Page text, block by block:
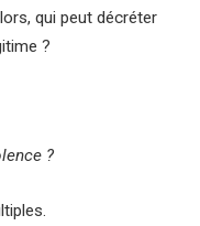
qui peut décréter
?
?